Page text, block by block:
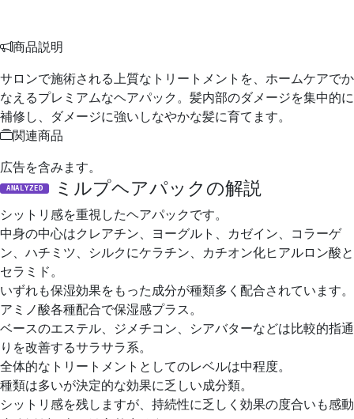
商品説明
サロンで施術される上質なトリートメントを、ホームケアでか
なえるプレミアムなヘアパック。髪内部のダメージを集中的に
補修し、ダメージに強いしなやかな髪に育てます。
関連商品
広告を含みます。
ANALYZED ミルプヘアパックの解説
シットリ感を重視したヘアパックです。
中身の中心はクレアチン、ヨーグルト、カゼイン、コラーゲ
ン、ハチミツ、シルクにケラチン、カチオン化ヒアルロン酸と
セラミド。
いずれも保湿効果をもった成分が種類多く配合されています。
アミノ酸各種配合で保湿感プラス。
ベースのエステル、ジメチコン、シアバターなどは比較的指通
りを改善するサラサラ系。
全体的なトリートメントとしてのレベルは中程度。
種類は多いが決定的な効果に乏しい成分類。
シットリ感を残しますが、持続性に乏しく効果の度合いも感動